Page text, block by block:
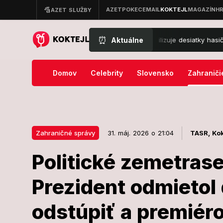
⏰ Aktuálne
Vojenskom obvode Záhorie mobilizuje desiatky hasičov: Do akcie
Domov Celebrity Slovensko
Zahraničné správy 31. máj. 2026 o 21:04 TASR,
Politické
Prezident
odstúpiť a
Zahraničné správy
Politické